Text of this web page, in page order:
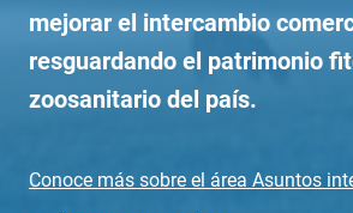
mejorar el intercambio
resguardando el patrimonio
zoosanitario del país.
Conoce más sobre el área Asuntos